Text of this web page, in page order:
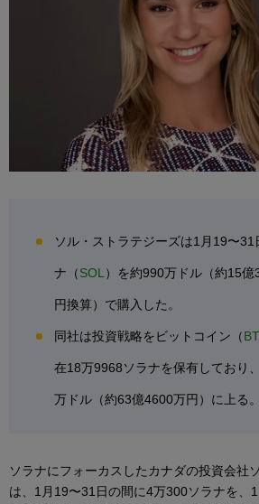
ソル・ストラテジーズは1月19〜
ナ（SOL）を約990万ドル（約15
円換算）で購入した。
同社は投資戦略をビットコイン（
在18万9968ソラナを保有しており
万ドル（約63億4600万円）に上る。
ソラナにフォーカスしたカナダの投資会社
は、1月19〜31日の間に4万300ソラナを、